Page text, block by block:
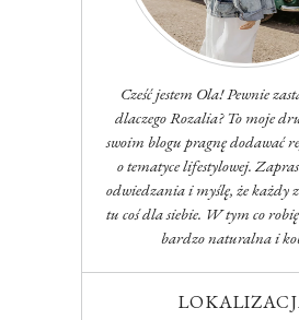
Cześć jestem Ola! Pewnie
dlaczego Rozalia? To moje
swoim blogu pragnę dodawać
o tematyce lifestylowej.
odwiedzania i myślę, że każdy
tu coś dla siebie. W tym co
bardzo naturalna i